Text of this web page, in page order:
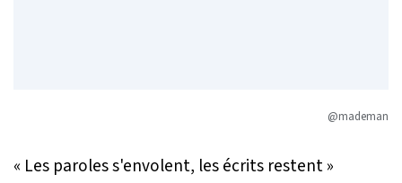
@mademan
« Les paroles s'envolent, les écrits restent »